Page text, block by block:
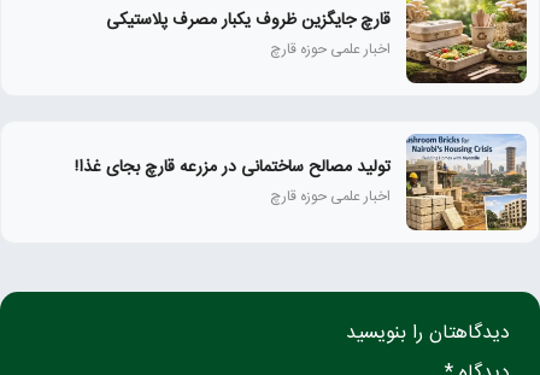
قارچ جایگزین ظروف یکبار مصرف پلاستیکی
اخبار علمی حوزه قارچ
تولید مصالح ساختمانی در مزرعه قارچ بجای غذا!
اخبار علمی حوزه قارچ
دیدگاهتان را بنویسید